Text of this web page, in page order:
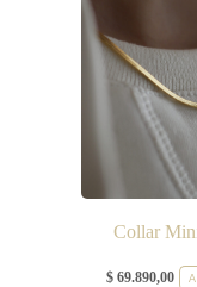
Collar
$ 69.890,00